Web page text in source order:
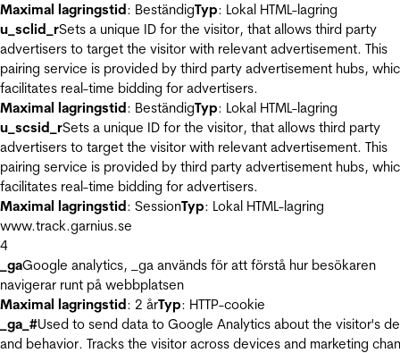
Maximal lagringstid: BeständigTyp: Lokal HTML-lagring
u_sclid_rSets a unique ID for the visitor, that allows third party
advertisers to target the visitor with relevant advertisement. This
pairing service is provided by third party advertisement hubs,
facilitates real-time bidding for advertisers.
Maximal lagringstid: BeständigTyp: Lokal HTML-lagring
u_scsid_rSets a unique ID for the visitor, that allows third party
advertisers to target the visitor with relevant advertisement. This
pairing service is provided by third party advertisement hubs,
facilitates real-time bidding for advertisers.
Maximal lagringstid: SessionTyp: Lokal HTML-lagring
www.track.garnius.se
4
_gaGoogle analytics, _ga används för att förstå hur besökaren
navigerar runt på webbplatsen
Maximal lagringstid: 2 årTyp: HTTP-cookie
_ga_#Used to send data to Google Analytics about the visitor's
and behavior. Tracks the visitor across devices and marketing